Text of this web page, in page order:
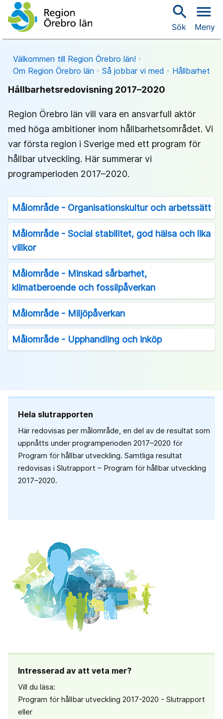
search
Sök
menu
Meny
Välkommen till Region Örebro län!
Om Region Örebro län
Så jobbar vi med Hållbarhet
Hållbarhetsredovisning 2017–2020
Region Örebro län vill vara en ansvarfull aktör
med höga ambitioner inom hållbarhetsområdet. Vi
var första region i Sverige med ett program för
hållbar utveckling. Här summerar vi
programperioden 2017–2020.
Målområde - Organisationskultur och arbetssätt
Målområde - Social stabilitet, god hälsa och lika
villkor
Målområde - Minskad sårbarhet,
klimatberoende och fossilpåverkan
Målområde - Miljöpåverkan
Målområde - Upphandling och inköp
Hela slutrapporten
Här redovisas per målområde, en del av de resultat som
uppnåtts under programperioden 2017–2020 för
Program för hållbar utveckling. Samtliga resultat
redovisas i Slutrapport – Program för hållbar utveckling
2017–2020.
Intresserad av att veta mer?
Vill du läsa:
Program för hållbar utveckling 2017-2020 - Slutrapport
eller